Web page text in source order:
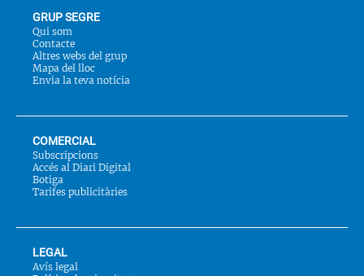
GRUP SEGRE
Qui som
Contacte
Altres webs del grup
Mapa del lloc
Envia la teva notícia
COMERCIAL
Subscripcions
Accés al Diari Digital
Botiga
Tarifes publicitàries
LEGAL
Avís legal